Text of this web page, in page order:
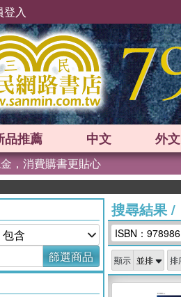
登入
品推薦 中文 外文
，消費購書更貼心
篩選商品
搜尋結果/
ISBN：
顯示 排